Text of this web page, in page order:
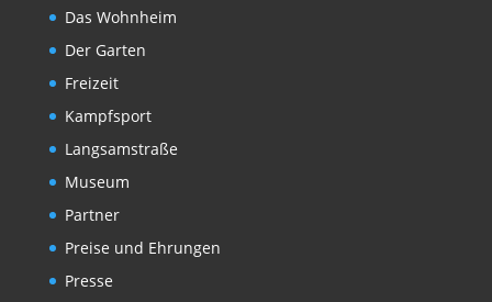
Das Wohnheim
Der Garten
Freizeit
Kampfsport
Langsamstraße
Museum
Partner
Preise und Ehrungen
Presse